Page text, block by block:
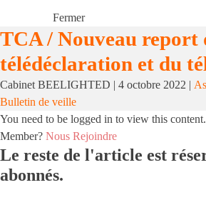
Fermer
TCA / Nouveau report
télédéclaration et du
Cabinet BEELIGHTED | 4 octobre 2022 |
Bulletin de veille
You need to be logged in to view this
Member? Nous Rejoindre
Le reste de l'article est
abonnés.